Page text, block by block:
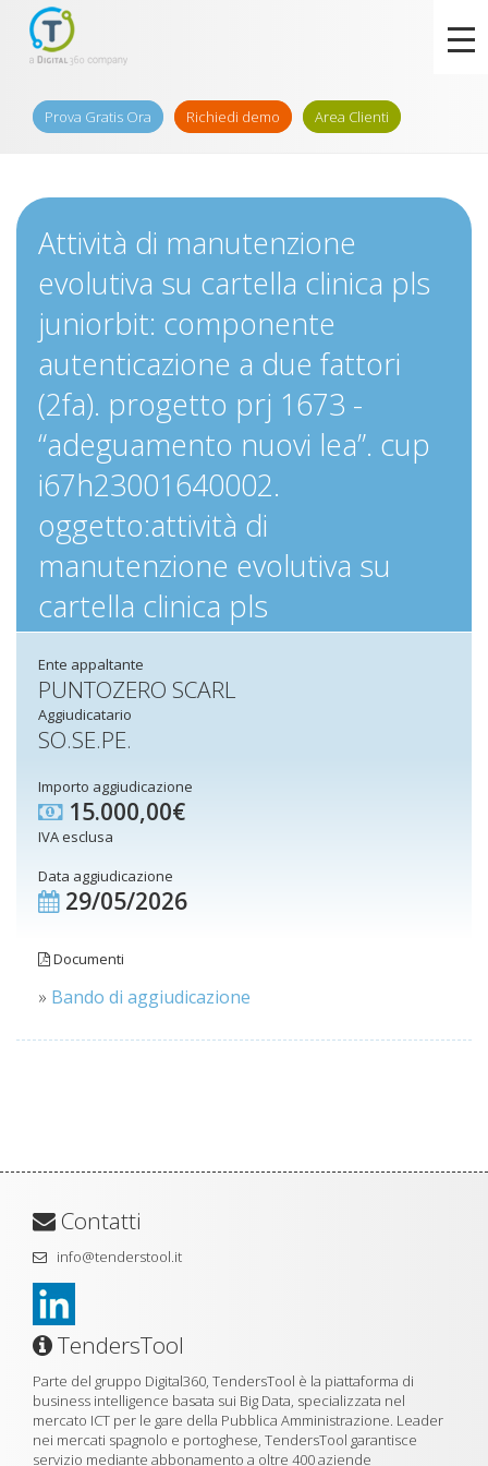
Prova Gratis Ora Richiedi demo Area Clienti
Attività di manutenzione
evolutiva su cartella clinica pls
juniorbit: componente
autenticazione a due fattori
(2fa). progetto prj 1673 -
“adeguamento nuovi lea”. cup
i67h23001640002.
oggetto:attività di
manutenzione evolutiva su
cartella clinica pls
Ente appaltante
PUNTOZERO SCARL
Aggiudicatario
SO.SE.PE.
Importo aggiudicazione
15.000,00€
IVA esclusa
Data aggiudicazione
29/05/2026
Documenti
» Bando di aggiudicazione
Contatti
info@tenderstool.it
TendersTool
Parte del gruppo Digital360, TendersTool è la piattaforma di
business intelligence basata sui Big Data, specializzata nel
mercato ICT per le gare della Pubblica Amministrazione. Leader
nei mercati spagnolo e portoghese, TendersTool garantisce
servizio mediante abbonamento a oltre 400 aziende